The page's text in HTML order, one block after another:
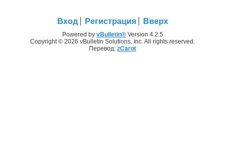
Вход Регистрация Вверх
Powered by vBulletin®Version 4.2.5
Copyright © 2026 vBulletin Solutions, Inc. All rights reserved.
Перевод: zCarot